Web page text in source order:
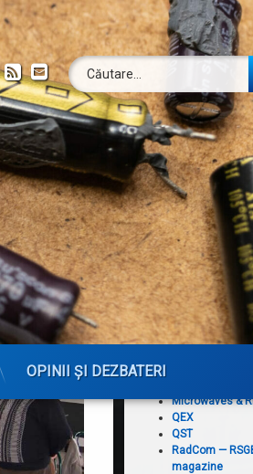
RSSEmail
Caută după:
OPINII ȘI DEZBATERI
Publicații
Analog Dialogue
Arhiva revistei
CQ — The
Magazine
CQ DL — Das
CQ Magazine
Microwaves &
QEX
QST
RadCom —
magazine